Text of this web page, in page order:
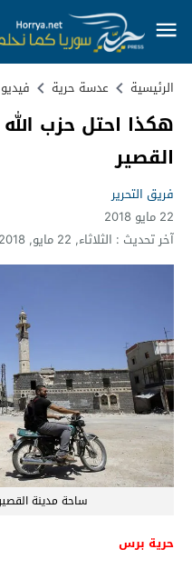
الرئيسية عدسة حرية
هكذا احتل حزب
القصير
فريق التحرير
22 مايو 2018
آخر تحديث : الثلاثاء, 22 مايو, 2018 - 10:17 مساءً
ساحة مدينة القصير في
حرية برس